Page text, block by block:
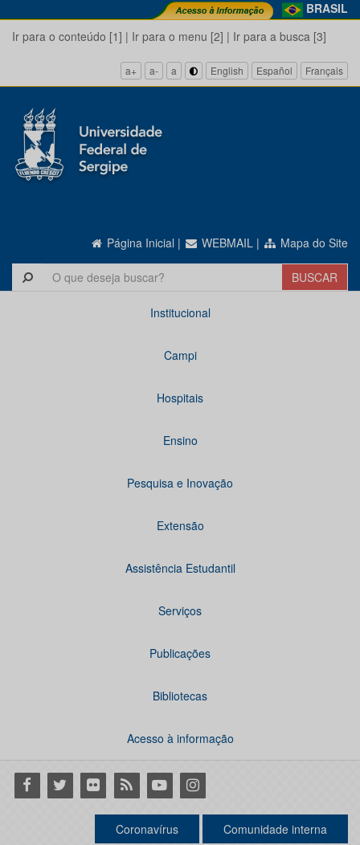
BRASIL
Ir para o conteúdo [1] | Ir para o menu [2] | Ir para a busca [3]
a+ a- a English Español Français
Página Inicial | WEBMAIL | Mapa do Site
Institucional
Campi
Hospitais
Ensino
Pesquisa e Inovação
Extensão
Assistência Estudantil
Serviços
Publicações
Bibliotecas
Acesso à informação
Facebook
Twitter Flickr RSS YoutubeInstagram
Coronavírus Comunidade interna